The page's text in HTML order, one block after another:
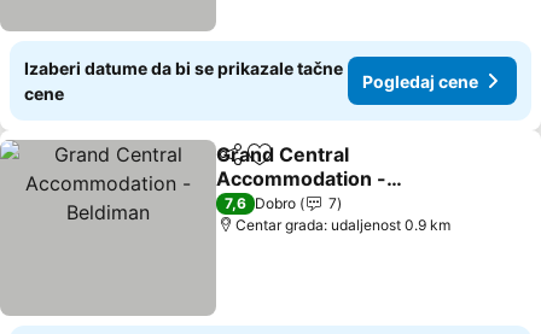
Izaberi datume da bi se prikazale tačne
cene
Pogledaj cene
Deli Dodati u favorite
Grand Central
Accommodation -
Beldiman
Pogledaj cene
7,6 Dobro
7
Centar grada: udaljenost 0.9 km